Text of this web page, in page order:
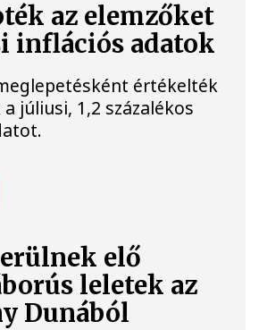
az elemzőket
inflációs adatok
értékelték
júliusi, 1,2 százalékos
elő
leletek az
Dunából